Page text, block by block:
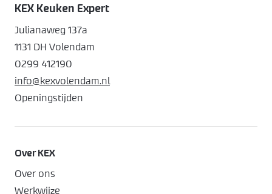
Over KEX
Over ons
Werkwijze
KEX Keuken Expert
Julianaweg 137a
1131 DH Volendam
0299 412190
info@kexvolendam.nl
Openingstijden